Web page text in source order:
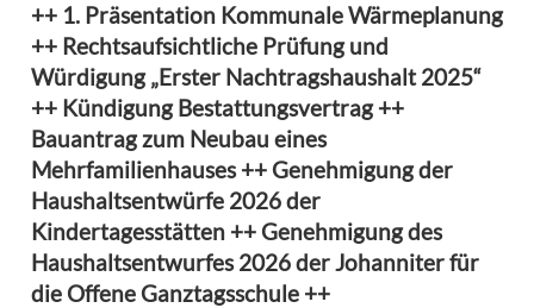
++ 1. Präsentation Kommunale Wärmeplanung
++ Rechtsaufsichtliche Prüfung und
Würdigung „Erster Nachtragshaushalt 2025“
++ Kündigung Bestattungsvertrag ++
Bauantrag zum Neubau eines
Mehrfamilienhauses ++ Genehmigung der
Haushaltsentwürfe 2026 der
Kindertagesstätten ++ Genehmigung des
Haushaltsentwurfes 2026 der Johanniter für
die Offene Ganztagsschule ++